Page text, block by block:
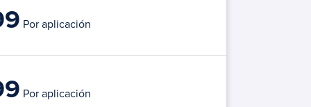
Por aplicación
Por aplicación